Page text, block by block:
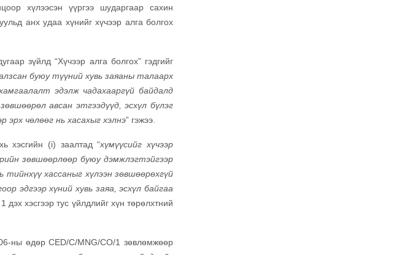
хүлээсэн үүргээ шударгаар сахин
анх удаа хүнийг хүчээр алга болгох
зүйлд “Хүчээр алга болгох” гэдгийг
буюу түүний хувь заяаны талаарх
эдэлж чадахааргүй байдалд
авсан этгээдүүд, эсхүл бүлэг
эрх чөлөөг нь хасахыг хэлнэ” гэжээ.
хэсгийн (i) заалтад “хүмүүсийг хүчээр
зөвшөөрлөөр буюу дэмжлэгтэйгээр
тийнхүү хассаныг хүлээн зөвшөөрөхгүй
эдгээр хүний хувь заяа, эсхүл байгаа
дэх хэсгээр тус үйлдлийг хүн төрөлхтний
ны өдөр CED/C/MNG/CO/1 зөвлөмжөөр